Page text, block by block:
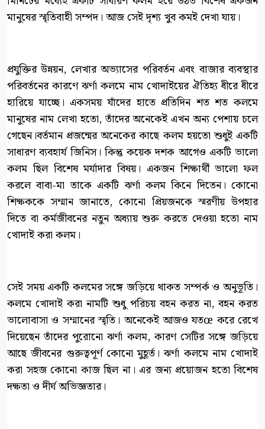
মানুষের স্মৃতিবাহী সম্পদ। আজ সেই দৃশ্য খুব কমই দেখা যায়।
প্রযুক্তির উন্নয়ন, লেখার অভ্যাসের পরিবর্তন এবং বাজার ব্যবস্থার
পরিবর্তনের কারণে ঝর্ণা কলমে নাম খোদাইয়ের ঐতিহ্য ধীরে ধীরে
হারিয়ে যাচ্ছে। একসময় যাঁদের হাতে প্রতিদিন শত শত কলমে
মানুষের নাম লেখা হতো, তাঁদের অনেকেই এখন অন্য পেশায় চলে
গেছেন।বর্তমান প্রজন্মের অনেকের কাছে কলম হয়তো শুধুই একটি
সাধারণ ব্যবহার্য জিনিস। কিন্তু কয়েক দশক আগেও একটি ভালো
কলম ছিল বিশেষ মর্যাদার বিষয়। একজন শিক্ষার্থী ভালো ফল
করলে বাবা-মা তাকে একটি ঝর্ণা কলম কিনে দিতেন। কোনো
শিক্ষককে সম্মান জানাতে, কোনো প্রিয়জনকে স্মরণীয় উপহার
দিতে বা কর্মজীবনের নতুন অধ্যায় শুরু করতে দেওয়া হতো নাম
খোদাই করা কলম।
সেই সময় একটি কলমের সঙ্গে জড়িয়ে থাকত সম্পর্ক ও অনুভূতি।
কলমে খোদাই করা নামটি শুধু পরিচয় বহন করত না, বহন করত
ভালোবাসা ও সম্মানের স্মৃতি। অনেকেই আজও যতœ করে রেখে
দিয়েছেন তাঁদের পুরোনো ঝর্ণা কলম, কারণ সেটির সঙ্গে জড়িয়ে
আছে জীবনের গুরুত্বপূর্ণ কোনো মুহূর্ত। ঝর্ণা কলমে নাম খোদাই
করা সহজ কোনো কাজ ছিল না। এর জন্য প্রয়োজন হতো বিশেষ
দক্ষতা ও দীর্ঘ অভিজ্ঞতার।